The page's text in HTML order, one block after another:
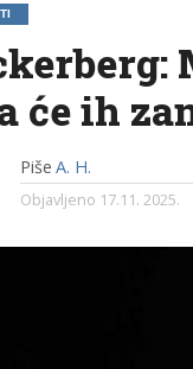
će ih
Piše A. H.
Objavljeno 17.11. 2025.